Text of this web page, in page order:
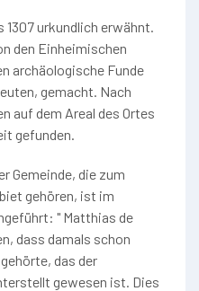
1307 urkundlich erwähnt.
den Einheimischen
archäologische Funde
gemacht. Nach
auf dem Areal des Ortes
gefunden.
Gemeinde, die zum
gehören, ist im
" Matthias de
dass damals schon
das der
gewesen ist. Dies